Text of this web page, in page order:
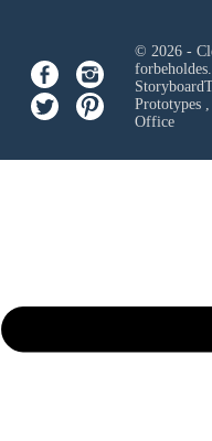
© 2026 -
forbeholdes.
Prototypes
Office